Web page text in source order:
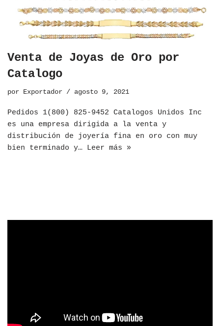
Venta de Joyas de Oro por
Catalogo
por Exportador agosto 9, 2021
Pedidos 1(800) 825-9452 Catalogos Unidos Inc
es una empresa dirigida a la venta y
distribución de joyería fina en oro con muy
bien terminado y… Leer más »